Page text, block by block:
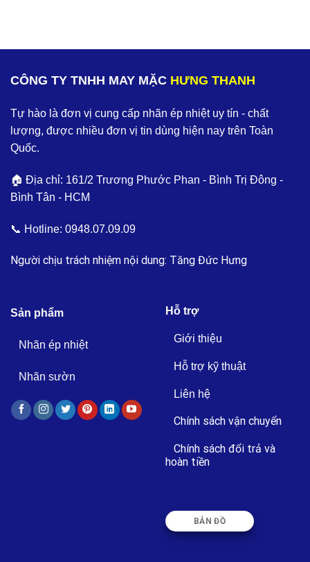
CÔNG TY TNHH MAY MẶC HƯNG THANH
Tự hào là đơn vị cung cấp nhãn ép nhiệt uy tín - chất
lượng, được nhiều đơn vị tin dùng hiện nay trên Toàn
Quốc.
🏠 Địa chỉ: 161/2 Trương Phước Phan - Bình Trị Đông -
Bình Tân - HCM
📞 Hotline: 0948.07.09.09
Người chịu trách nhiệm nội dung: Tăng Đức Hưng
Sản phẩm
Nhãn ép nhiệt
Nhãn sườn
Hỗ trợ
Giới thiệu
Hỗ trợ kỹ thuật
Liên hệ
Chính sách vận chuyển
Chính sách đổi trả và
hoàn tiền
BẢN ĐỒ